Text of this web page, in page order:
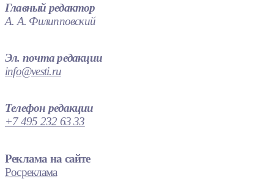
Главный редактор
А. А. Филипповский
Эл. почта редакции
info@vesti.ru
Телефон редакции
+7 495 232 63 33
Реклама на сайте
Росреклама